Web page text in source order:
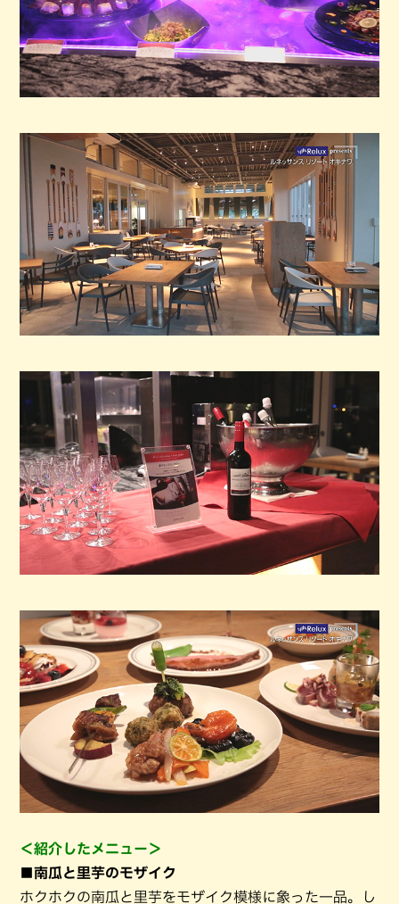
＜紹介したメニュー＞
■南瓜と里芋のモザイク
ホクホクの南瓜と里芋をモザイク模様に象った一品。し